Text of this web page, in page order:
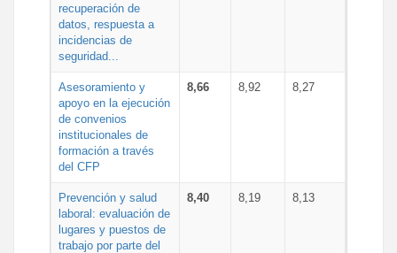
recuperación de
datos, respuesta a
incidencias de
seguridad...
Asesoramiento y
apoyo en la ejecución
de convenios
institucionales de
formación a través
del CFP
8,66 8,92 8,27
Prevención y salud
laboral: evaluación de
lugares y puestos de
trabajo por parte del
8,40 8,19 8,13